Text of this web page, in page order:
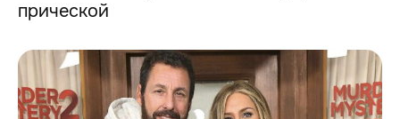
прической